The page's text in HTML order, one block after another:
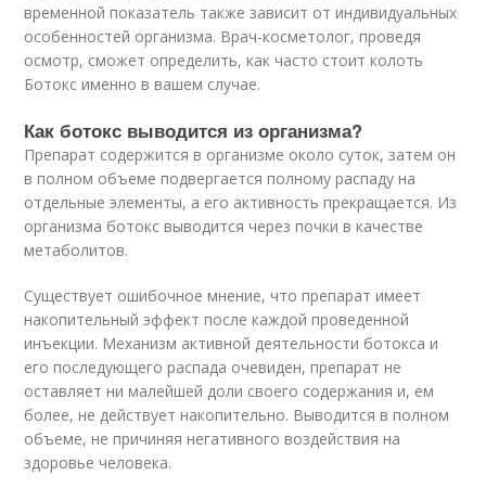
временной показатель также зависит от индивидуальных
особенностей организма. Врач-косметолог, проведя
осмотр, сможет определить, как часто стоит колоть
Ботокс именно в вашем случае.
Как ботокс выводится из организма?
Препарат содержится в организме около суток, затем он
в полном объеме подвергается полному распаду на
отдельные элементы, а его активность прекращается. Из
организма ботокс выводится через почки в качестве
метаболитов.
Существует ошибочное мнение, что препарат имеет
накопительный эффект после каждой проведенной
инъекции. Механизм активной деятельности ботокса и
его последующего распада очевиден, препарат не
оставляет ни малейшей доли своего содержания и, ем
более, не действует накопительно. Выводится в полном
объеме, не причиняя негативного воздействия на
здоровье человека.